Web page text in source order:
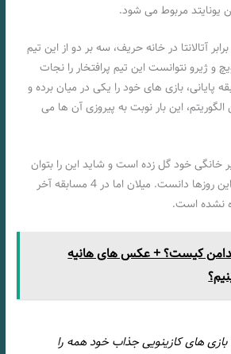
یونایتد مربوط می شود.
آتالانتا در خانه حریف، سه بر دو از این تیم
ژیرو نتوانست این تیم پرافتخار را نجات
پایانی، بازی های خود را یکی در میان برده و
این بار نوبت به پیروزی آن ها می
خانگی خود گل زده است و شاید این را بتوان
تنها آمار مثبت آن ها در این روزها دانست. میلان اما در 4 مسابقه آخر
نشده است.
کیست؟ + عکس های هانیه
بازی های کازینویی جذاب خود همه را